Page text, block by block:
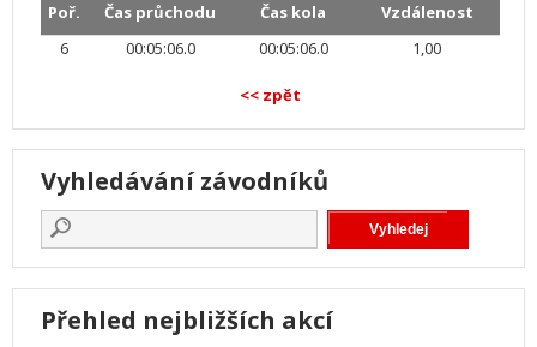
Poř. Čas průchodu Čas kola
Vzdálenost
6
00:05:06.0 00:05:06.0 1,00
<< zpět
Vyhledávání závodníků
Přehled nejbližších akcí